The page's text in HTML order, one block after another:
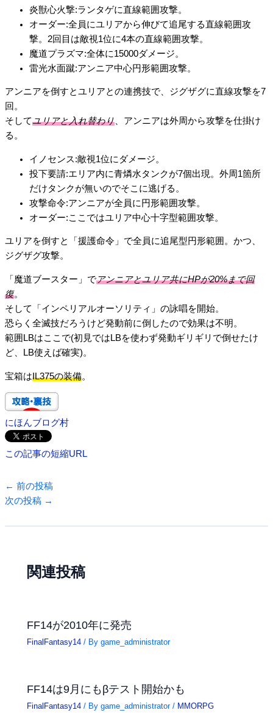
炎獣心火撃:ランタゲに直線範囲攻撃。
オーダー:全員にユリアから伸びて追尾する直線範囲攻
撃。2回目は敵視1位に4本の直線範囲攻撃。
魔道プラズマ:全体に15000ダメージ。
雷光水面蹴:アンニア中心円形範囲攻撃。
アンニアを倒すとユリアとの連携技で、ジグザグに直線攻撃を7
回。
そしてユリアと入れ替わり、アンニアは外周から攻撃を仕掛け
る。
イノセンス:敵視1位にダメージ。
投下要請:エリア内に青燐水タンクが7個出現。外周1箇所
だけタンクが無いのでそこに逃げる。
攻撃命令:アンニアが全員に円形範囲攻撃。
オーダー:ここではユリア中心十字型範囲攻撃。
ユリアを倒すと「援護命令」で全員に追尾型円形範囲。かつ、
ジグザグ攻撃。
「魔道ブースター」でアンニアとユリア共にHPが20%まで回
復。
そして「インペリアルオーソリティ」の詠唱を開始。
恐らく全滅技だろうけど発動前に倒したので効果は不明。
範囲LBはここで(初見ではLBを使わず発動ギリギリで倒せたけ
ど、LB使えば確実)。
宝箱はIL375の装備。
にほんブログ村
この記事の短縮URL
← 前の投稿
次の投稿 →
関連投稿
FF14が2010年に発売
FinalFantasy14 / Bygame_administrator
FF14は9月にもβテスト開始かも
FinalFantasy14 / Bygame_administrator/ MMORPG